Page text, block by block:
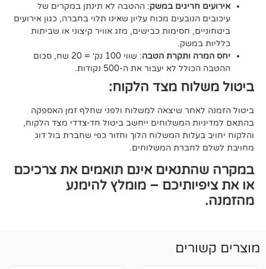
חריגים במשק: ההטבה לא תינתן במקרים של
מכוח עליון שאינו תלוי בחברה, כגון אירועים
חסימות כבישים, מזג אוויר קיצוני או שביתות
ותקרת הטבה
: שווי 100 נק׳ = 20 שח, סכום
לא יעבור את ה-500 נקודות.
מצד הלקוח:
שיצאה למשלוח ולפני שחלף זמן האספקה
המשלוחים ייחשב ביטול חד-צדדי מצד הלקוח,
המשלוח הלוך וחזור כפי שחברת בול דוג
המשלוחים.
אינם תואמים את צרכיכם
– מומלץ להימנע